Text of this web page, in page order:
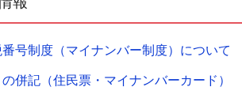
号制度（マイナンバー制度）について
の併記（住民票・マイナンバーカード）